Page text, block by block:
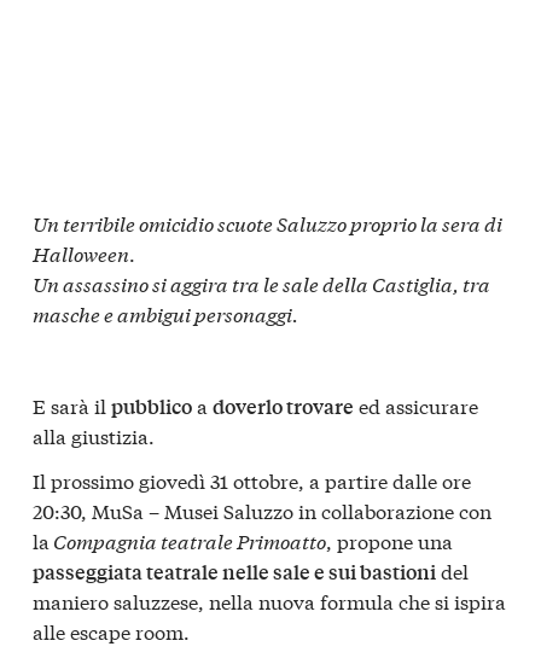
Un terribile omicidio scuote Saluzzo proprio la sera di
Halloween.
Un assassino si aggira tra le sale della Castiglia, tra
masche e ambigui personaggi.
E sarà il pubblicoa doverlo trovare ed assicurare
alla giustizia.
Il prossimo giovedì 31 ottobre, a partire dalle ore
20:30, MuSa – Musei Saluzzo in collaborazione con
la Compagnia teatrale Primoatto, propone una
passeggiata teatrale nelle sale e sui bastionidel
maniero saluzzese, nella nuova formula che si ispira
alle escape room.